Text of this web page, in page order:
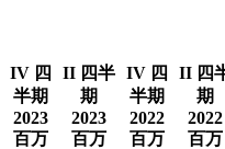
IV 四
半期
2023
百万
II 四半
期
2023
百万
IV 四
半期
2022
百万
II 四
期
2022
百万